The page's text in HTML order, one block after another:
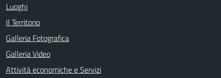
Luoghi
Il Territorio
Galleria Fotografica
Galleria Video
Attività economiche e Servizi